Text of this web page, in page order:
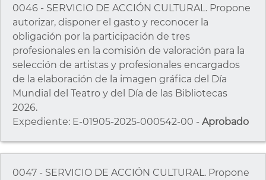
0046 - SERVICIO DE ACCIÓN CULTURAL. Propone
autorizar, disponer el gasto y reconocer la
obligación por la participación de tres
profesionales en la comisión de valoración para la
selección de artistas y profesionales encargados
de la elaboración de la imagen gráfica del Día
Mundial del Teatro y del Día de las Bibliotecas
2026.
Expediente: E-01905-2025-000542-00 - Aprobado
0047 - SERVICIO DE ACCIÓN CULTURAL. Propone